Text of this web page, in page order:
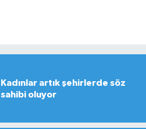
Kadınlar artık şehirlerde söz
sahibi oluyor